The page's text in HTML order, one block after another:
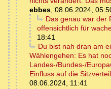
ebbes, 08.06.2024,
Das genau war der
offensichtlich für
18:41
Du bist nah dran am
Wählengehen: Es hat
Landes-/Bundes-/
Einfluss auf die
08.06.2024, 11:41